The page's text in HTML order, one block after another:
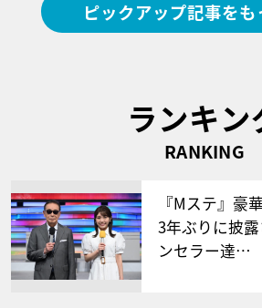
ピックアップ記事をも
ランキン
RANKING
『Mステ』豪
3年ぶりに披
ンセラー達…